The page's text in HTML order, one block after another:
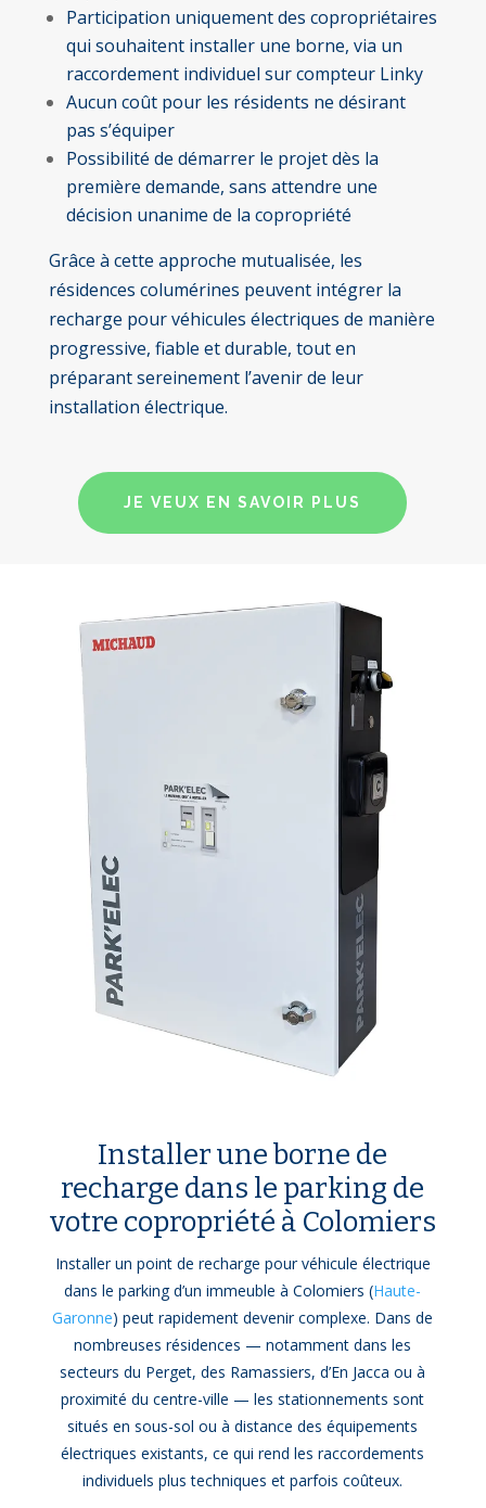
Participation uniquement des copropriétaires
qui souhaitent installer une borne, via un
raccordement individuel sur compteur Linky
Aucun coût pour les résidents ne désirant
pas s’équiper
Possibilité de démarrer le projet dès la
première demande, sans attendre une
décision unanime de la copropriété
Grâce à cette approche mutualisée, les
résidences columérines peuvent intégrer la
recharge pour véhicules électriques de manière
progressive, fiable et durable, tout en
préparant sereinement l’avenir de leur
installation électrique.
JE VEUX EN SAVOIR PLUS
Installer une borne de
recharge dans le parking de
votre copropriété à Colomiers
Installer un point de recharge pour véhicule électrique
dans le parking d’un immeuble à Colomiers (Haute-
Garonne) peut rapidement devenir complexe. Dans de
nombreuses résidences — notamment dans les
secteurs du Perget, des Ramassiers, d’En Jacca ou à
proximité du centre-ville — les stationnements sont
situés en sous-sol ou à distance des équipements
électriques existants, ce qui rend les raccordements
individuels plus techniques et parfois coûteux.